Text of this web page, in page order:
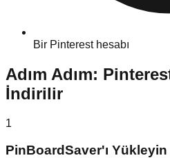
Bir Pinterest hesabı
Adım Adım:
İndirilir
1
PinBoardSaver'ı Yükleyin